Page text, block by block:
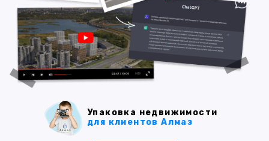
Упаковка недвижимости
для клиентов Алмаз